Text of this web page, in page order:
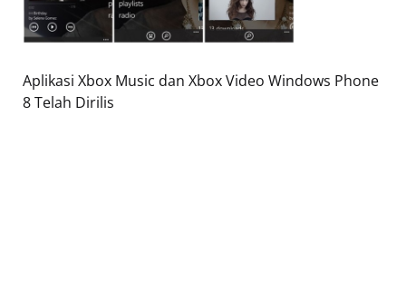
Aplikasi Xbox Music dan Xbox Video Windows Phone
8 Telah Dirilis